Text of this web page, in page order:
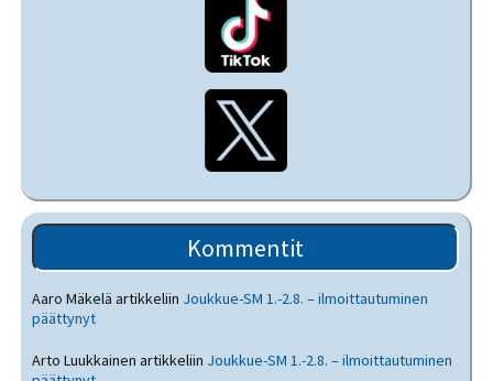
Kommentit
Aaro Mäkelä artikkeliin Joukkue-SM 1.-2.8. – ilmoittautuminen
päättynyt
Arto Luukkainen artikkeliin Joukkue-SM 1.-2.8. – ilmoittautuminen